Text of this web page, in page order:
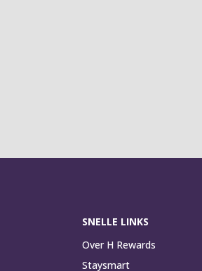
SNELLE LINKS
Over H Rewards
Staysmart